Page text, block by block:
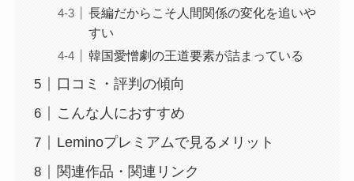
長編だからこそ人間関係の変化を追いや
すい
韓国愛憎劇の王道要素が詰まっている
口コミ・評判の傾向
こんな人におすすめ
Leminoプレミアムで見るメリット
関連作品・関連リンク